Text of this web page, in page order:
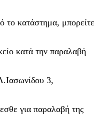
το κατάστημα, μπορείτε
κατά την παραλαβή
3,
για παραλαβή της